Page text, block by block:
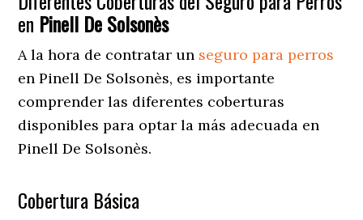
en Pinell De Solsonès
A la hora de contratar un seguro para perros
en Pinell De Solsonès, es importante
comprender las diferentes coberturas
disponibles para optar la más adecuada en
Pinell De Solsonès.
Cobertura Básica